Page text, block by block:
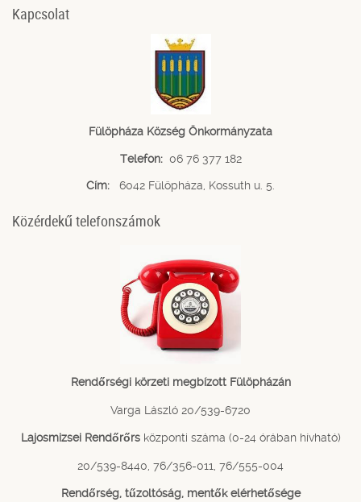
Kapcsolat
Fülöpháza Község Önkormányzata
Telefon: 06 76 377 182
Cím: 6042 Fülöpháza, Kossuth u. 5.
Közérdekű telefonszámok
Rendőrségi körzeti megbízott Fülöpházán
Varga László 20/539-6720
Lajosmizsei Rendőrőrsközponti száma (0-24 órában hívható)
20/539-8440, 76/356-011, 76/555-004
Rendőrség, tűzoltóság, mentők elérhetősége